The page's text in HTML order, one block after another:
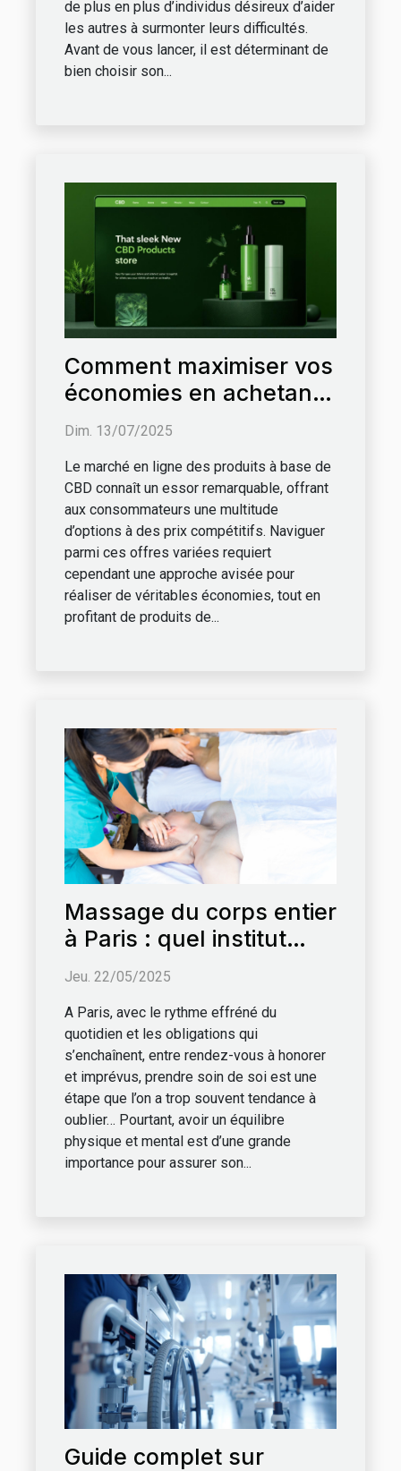
de plus en plus d’individus désireux d’aider
les autres à surmonter leurs difficultés.
Avant de vous lancer, il est déterminant de
bien choisir son...
Comment maximiser vos
économies en achetant
des produits à base de
Dim. 13/07/2025
Le marché en ligne des produits à base de
CBD connaît un essor remarquable, offrant
aux consommateurs une multitude
d’options à des prix compétitifs. Naviguer
parmi ces offres variées requiert
cependant une approche avisée pour
réaliser de véritables économies, tout en
profitant de produits de...
Massage du corps entier
à Paris : quel institut
propose le meilleur prix
Jeu. 22/05/2025
A Paris, avec le rythme effréné du
quotidien et les obligations qui
s’enchaînent, entre rendez-vous à honorer
et imprévus, prendre soin de soi est une
étape que l’on a trop souvent tendance à
oublier… Pourtant, avoir un équilibre
physique et mental est d’une grande
importance pour assurer son...
Guide complet sur